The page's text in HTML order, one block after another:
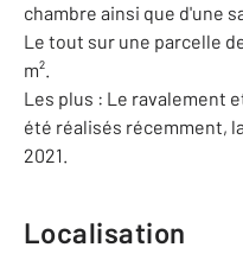
chambre ainsi que d'une
Le tout sur une parcelle
m².
Les plus : Le ravalement
été réalisés récemment,
2021.
Localisation